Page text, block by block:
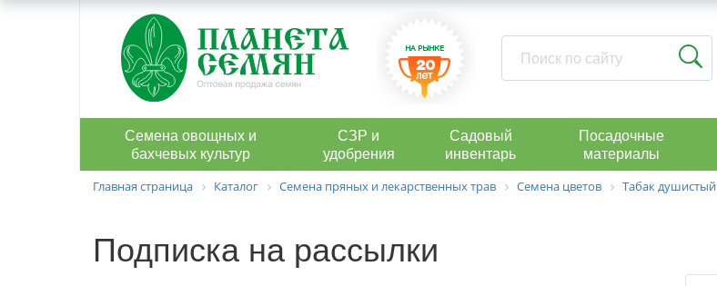
Семена овощных и
бахчевых культур
СЗР и
удобрения
Садовый
инвентарь
Посадочные
материалы
Главная страница Каталог Семена пряных и лекарственных трав Семена цветов Табак душистый
Подписка на рассылки